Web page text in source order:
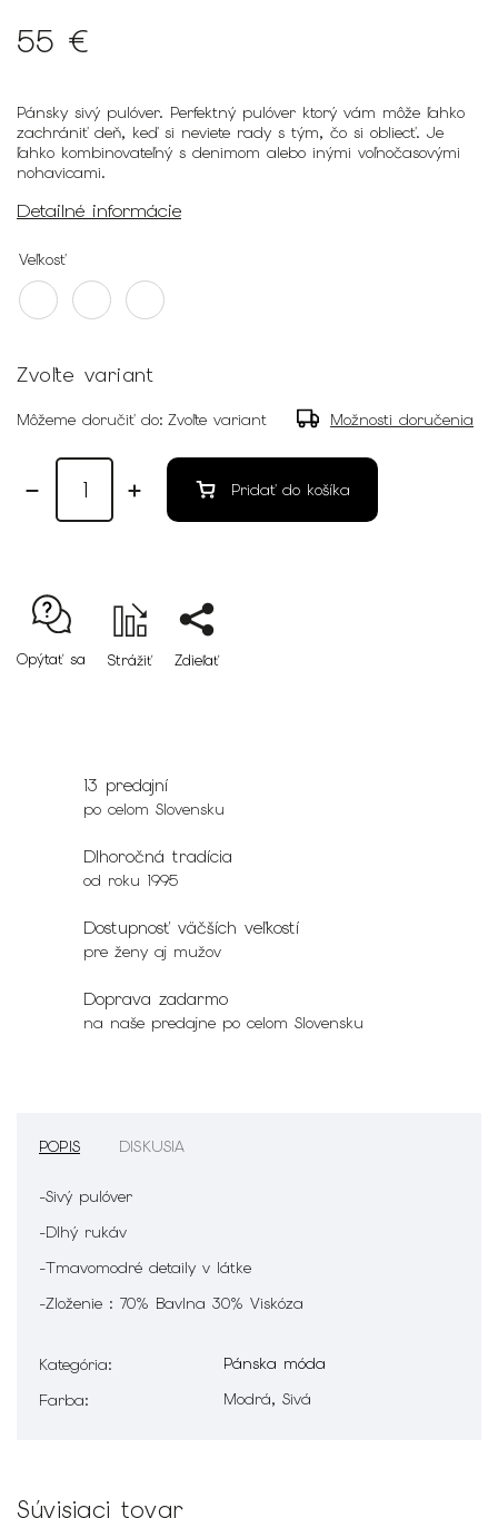
55 €
Pánsky sivý pulóver. Perfektný pulóver ktorý vám môže ľahko
zachrániť deň, keď si neviete rady s tým, čo si obliecť. Je
ľahko kombinovateľný s denimom alebo inými voľnočasovými
nohavicami.
Detailné informácie
Veľkosť
Zvoľte variant
Môžeme doručiť do: Zvoľte variant Možnosti doručenia
Pridať do košíka
Opýtať sa Strážiť Zdieľať
13 predajní
po celom Slovensku
Dlhoročná tradícia
od roku 1995
Dostupnosť väčších veľkostí
pre ženy aj mužov
Doprava zadarmo
na naše predajne po celom Slovensku
POPIS DISKUSIA
-Sivý pulóver
-Dlhý rukáv
-Tmavomodré detaily v látke
-Zloženie : 70% Bavlna 30% Viskóza
Kategória:
Pánska móda
Farba: Modrá, Sivá
Súvisiaci tovar